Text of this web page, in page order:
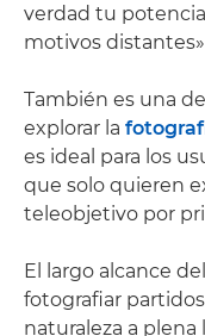
verdad tu
motivos
También es una
explorar la
es ideal para los
que solo quieren
teleobjetivo por
El largo alcance
fotografiar
naturaleza a